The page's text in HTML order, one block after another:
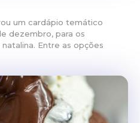
um cardápio temático
dezembro, para os
Entre as opções